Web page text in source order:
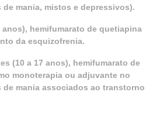
mania, mistos e depressivos).
anos), hemifumarato de quetiapina
da esquizofrenia.
(10 a 17 anos), hemifumarato de
monoterapia ou adjuvante no
mania associados ao transtorno